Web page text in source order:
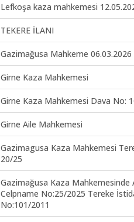
Lefkoşa kaza mahkemesi
TEKERE İLANI
Gazimağusa Mahkeme 06.03.2026
Girne Kaza Mahkemesi
Girne Kaza Mahkemesi Dava No:
Girne Aile Mahkemesi
Gazimagusa Kaza Mahkemesi
20/25
Gazimağusa Kaza Mahkemesinde
Celpname No:25/2025 Tereke
No:101/2011